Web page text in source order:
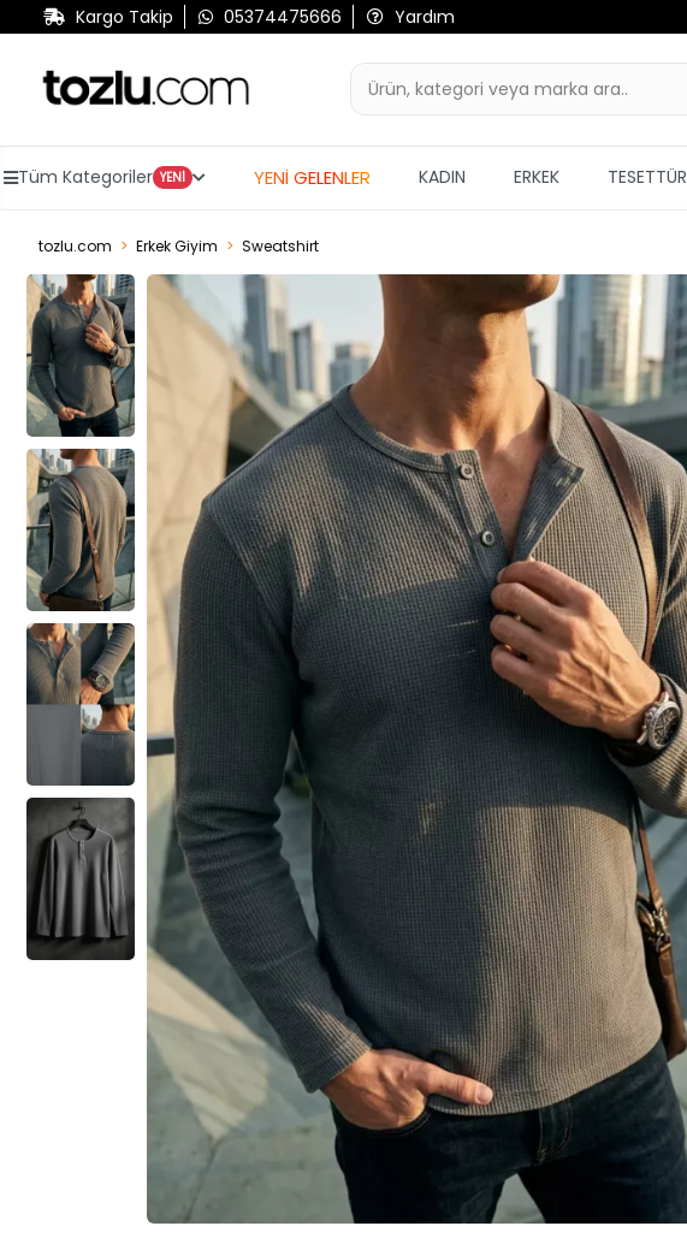
Kargo Takip 05374475666 Yardım
Tüm Kategoriler YENİ YENİ GELENLER KADIN ERKEK TESETTÜR
tozlu.com Erkek Giyim Sweatshirt